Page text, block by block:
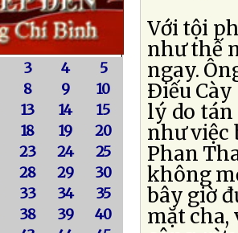
3 4
5
8 9
10
13 14
15
18 19
20
23 24
25
28 29
30
33 34
35
38 39
40
Với tội
như thế
ngay.
Ðiếu
lý do tán
như việc
Phan
không
bây giờ
mặt cha,